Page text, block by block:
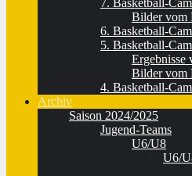
7. Basketball-
Bilder vom
6. Basketball-
5. Basketball-
Ergebnisse
Bilder vom
4. Basketball-
Archiv
Saison 2024/2025
Jugend-Teams
U6/U8
U6/